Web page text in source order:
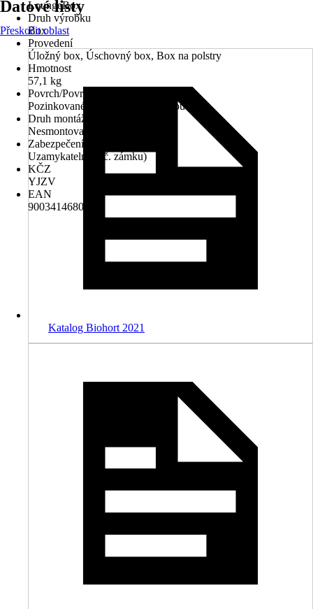
LoungeBox
Druh výrobku
Box
Provedení
Úložný box, Úschovný box, Box na polstry
Hmotnost
57,1 kg
Povrch/Povrchová úprava
Pozinkované, S práškovou úpravou
Druh montáže
Nesmontované
Zabezpečení
Uzamykatelné (vč. zámku)
KČZ
YJZV
EAN
9003414680753
Datové listy
Přeskočit oblast
Katalog Biohort 2021